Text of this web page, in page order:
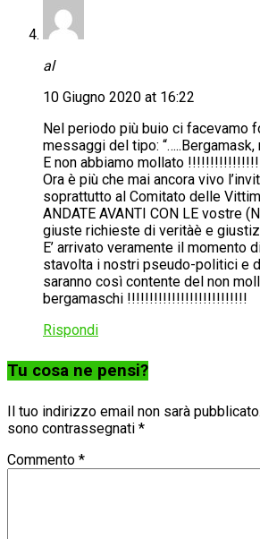
al
10 Giugno 2020 at 16:22
Nel periodo più buio ci facevamo
messaggi del tipo: “…..Bergamask,
E non abbiamo mollato
Ora è più che mai ancora vivo
soprattutto al Comitato delle
ANDATE AVANTI CON LE vostre
giuste richieste di veritàè e
E’ arrivato veramente il momento
stavolta i nostri pseudo-politici e
saranno così contente del non
bergamaschi !!!!!!!!!!!!!!!!!!!!!!!!!!!
Rispondi
Tu cosa ne pensi?
Il tuo indirizzo email non sarà pubblicato.
sono contrassegnati *
Commento *